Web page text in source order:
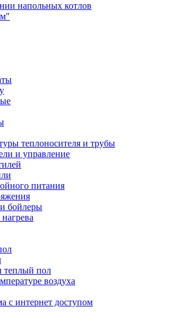
напольных котлов
теплоносителя и трубы
и управление
питания
бойлеры
теплый пол
воздуха
с интернет доступом